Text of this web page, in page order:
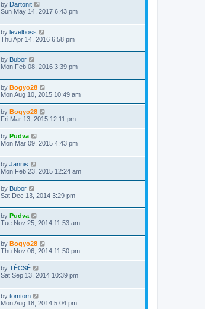
by Dartonit
Sun May 14, 2017 6:43 pm
by levelboss
Thu Apr 14, 2016 6:58 pm
by Bubor
Mon Feb 08, 2016 3:39 pm
by Bogyo28
Mon Aug 10, 2015 10:49 am
by Bogyo28
Fri Mar 13, 2015 12:11 pm
by Pudva
Mon Mar 09, 2015 4:43 pm
by Jannis
Mon Feb 23, 2015 12:24 am
by Bubor
Sat Dec 13, 2014 3:29 pm
by Pudva
Tue Nov 25, 2014 11:53 am
by Bogyo28
Thu Nov 06, 2014 11:50 pm
by TÉCSÉ
Sat Sep 13, 2014 10:39 pm
by tomtom
Mon Aug 18, 2014 5:04 pm